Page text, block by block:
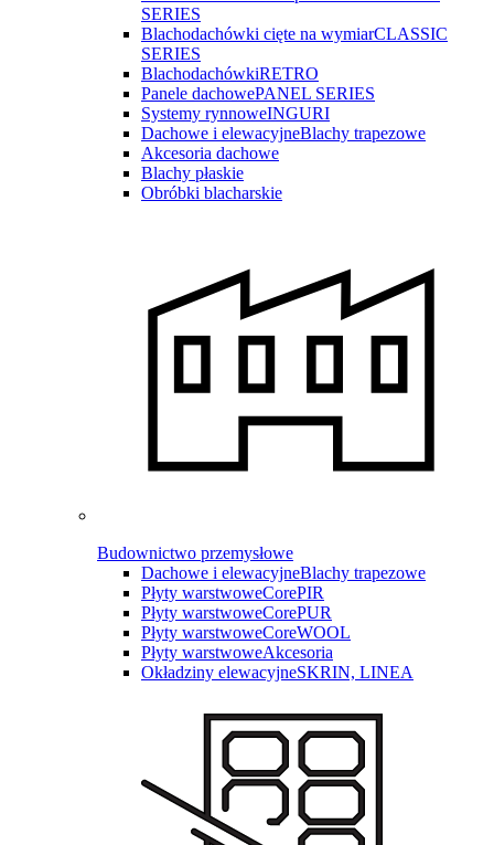
SERIES
Blachodachówki cięte na wymiarCLASSIC
SERIES
BlachodachówkiRETRO
Panele dachowePANEL SERIES
Systemy rynnoweINGURI
Dachowe i elewacyjneBlachy trapezowe
Akcesoria dachowe
Blachy płaskie
Obróbki blacharskie
Budownictwo przemysłowe
Dachowe i elewacyjneBlachy trapezowe
Płyty warstwoweCorePIR
Płyty warstwoweCorePUR
Płyty warstwoweCoreWOOL
Płyty warstwoweAkcesoria
Okładziny elewacyjneSKRIN, LINEA